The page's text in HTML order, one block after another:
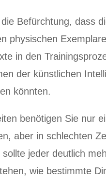
Befürchtung, dass
physischen Exemplare
in den
der künstlichen
könnten.
benötigen Sie nur
aber in schlechten
sollte jeder deutlich
wie bestimmte